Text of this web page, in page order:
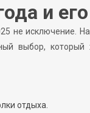
и
не исключение.
выбор, который
отдыха.